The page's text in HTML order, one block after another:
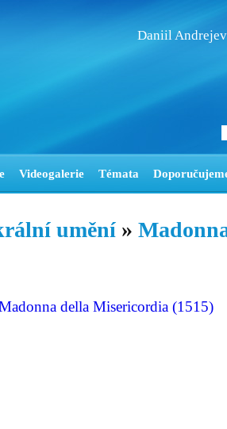
Daniil Andrejev
Videogalerie Témata
umění »